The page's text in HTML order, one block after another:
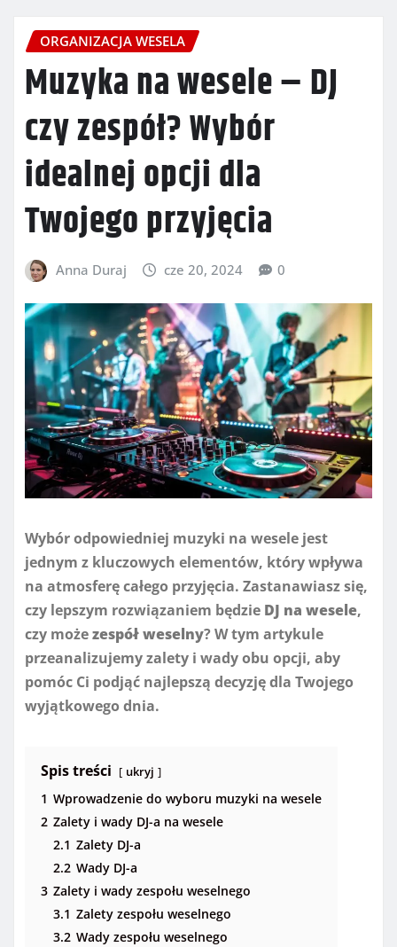
ORGANIZACJA WESELA
Muzyka na wesele – DJ
czy zespół? Wybór
idealnej opcji dla
Twojego przyjęcia
Anna Duraj cze 20, 2024 0
Wybór odpowiedniej muzyki na wesele jest
jednym z kluczowych elementów, który wpływa
na atmosferę całego przyjęcia. Zastanawiasz się,
czy lepszym rozwiązaniem będzie DJ na wesele,
czy możezespół weselny? W tym artykule
przeanalizujemy zalety i wady obu opcji, aby
pomóc Ci podjąć najlepszą decyzję dla Twojego
wyjątkowego dnia.
Spis treści ukryj
1 Wprowadzenie do wyboru muzyki na wesele
2 Zalety i wady DJ-a na wesele
2.1 Zalety DJ-a
2.2 Wady DJ-a
3 Zalety i wady zespołu weselnego
3.1 Zalety zespołu weselnego
3.2 Wady zespołu weselnego